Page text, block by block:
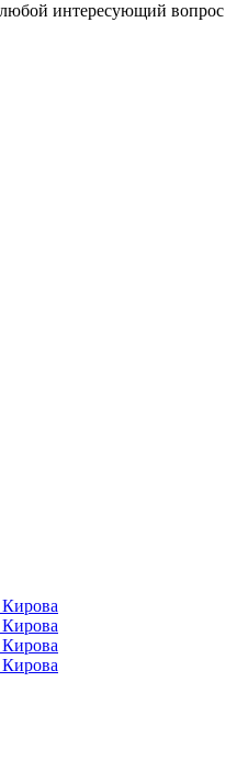
интересующий вопрос